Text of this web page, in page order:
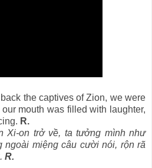
the captives of Zion, we were
mouth was filled with laughter,
R.
Xi-on trở về, ta tưởng mình như
ngoài miệng câu cười nói, rộn rã
R.